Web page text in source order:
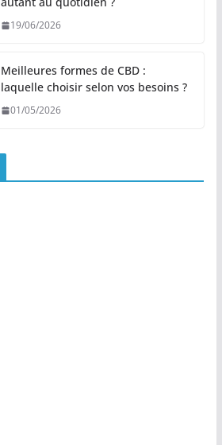
19/06/2026
Meilleures formes de CBD :
laquelle choisir selon vos besoins ?
01/05/2026